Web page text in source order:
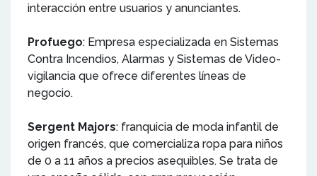
interacción entre usuarios y anunciantes.
Profuego: Empresa especializada en Sistemas
Contra Incendios, Alarmas y Sistemas de Video-
vigilancia que ofrece diferentes líneas de
negocio.
Sergent Majors: franquicia de moda infantil de
origen francés, que comercializa ropa para niños
de 0 a 11 años a precios asequibles. Se trata de